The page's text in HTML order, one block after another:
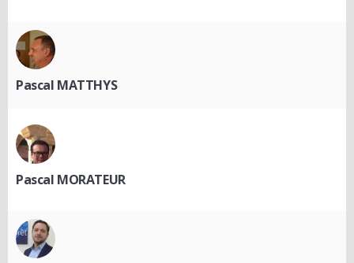
Pascal MATTHYS
Pascal MORATEUR